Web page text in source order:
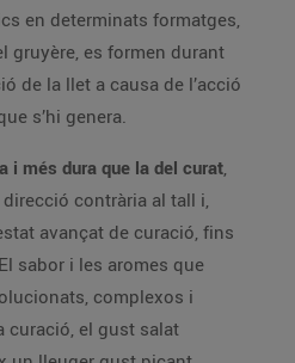
en determinats formatges,
gruyère, es formen durant
de la llet a causa de l’acció
s’hi genera.
i més dura que la del curat,
contrària al tall i,
avançat de curació, fins
sabor i les aromes que
complexos i
curació, el gust salat